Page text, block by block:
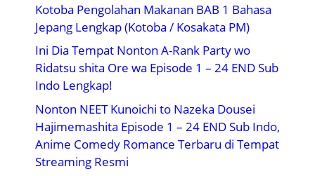
Kotoba Pengolahan Makanan BAB 1 Bahasa
Jepang Lengkap (Kotoba / Kosakata PM)
Ini Dia Tempat Nonton A-Rank Party wo
Ridatsu shita Ore wa Episode 1 – 24 END Sub
Indo Lengkap!
Nonton NEET Kunoichi to Nazeka Dousei
Hajimemashita Episode 1 – 24 END Sub Indo,
Anime Comedy Romance Terbaru di Tempat
Streaming Resmi